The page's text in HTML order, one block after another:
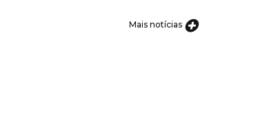
Mais notícias